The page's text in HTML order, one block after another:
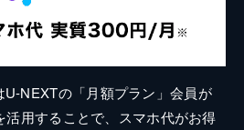
U-NEXTの「月額プラン」会員が
用することで、スマホ代がお得